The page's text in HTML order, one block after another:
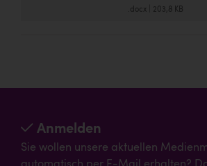
.docx 203,8 KB
Anmelden
Sie wollen unsere aktuellen